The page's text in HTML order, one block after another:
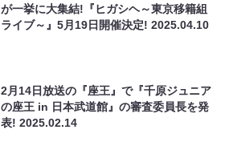
が一挙に大集結!『ヒガシヘ～東京移籍組
ライブ～』5月19日開催決定!2025.04.10
2月14日放送の『座王』で『千原ジュニア
の座王 in 日本武道館』の審査委員長を発
表!2025.02.14